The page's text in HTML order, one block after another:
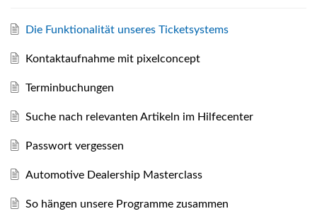
Die Funktionalität unseres Ticketsystems
Kontaktaufnahme mit pixelconcept
Terminbuchungen
Suche nach relevanten Artikeln im Hilfecenter
Passwort vergessen
Automotive Dealership Masterclass
So hängen unsere Programme zusammen